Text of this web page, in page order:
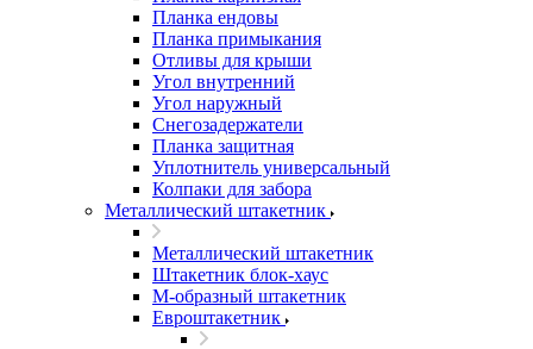
Планка ендовы
Планка примыкания
Отливы для крыши
Угол внутренний
Угол наружный
Снегозадержатели
Планка защитная
Уплотнитель универсальный
Колпаки для забора
Металлический штакетник
Металлический штакетник
Штакетник блок-хаус
М-образный штакетник
Евроштакетник